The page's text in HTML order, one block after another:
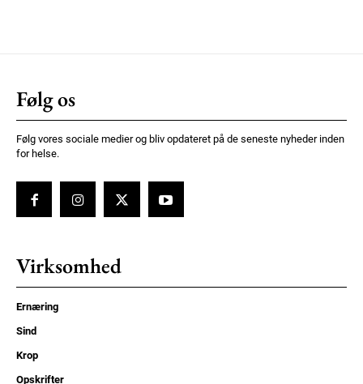
Følg os
Følg vores sociale medier og bliv opdateret på de seneste nyheder inden
for helse.
Virksomhed
Ernæring
Sind
Krop
Opskrifter